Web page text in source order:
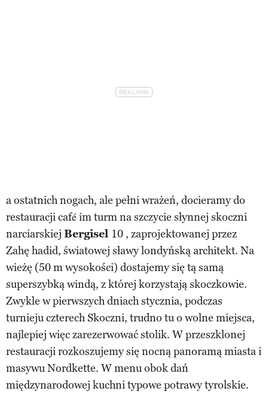
a ostatnich nogach, ale pełni wrażeń, docieramy do
restauracji café im turm na szczycie słynnej skoczni
narciarskiej Bergisel 10 , zaprojektowanej przez
Zahę hadid, światowej sławy londyńską architekt. Na
wieżę (50 m wysokości) dostajemy się tą samą
superszybką windą, z której korzystają skoczkowie.
Zwykle w pierwszych dniach stycznia, podczas
turnieju czterech Skoczni, trudno tu o wolne miejsca,
najlepiej więc zarezerwować stolik. W przeszklonej
restauracji rozkoszujemy się nocną panoramą miasta i
masywu Nordkette. W menu obok dań
międzynarodowej kuchni typowe potrawy tyrolskie.